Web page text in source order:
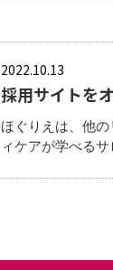
2022.10.13
採用サイトを
ほぐりえは、他
ィケアが学べる